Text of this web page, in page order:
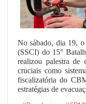
No sábado, dia 19,
(SSCI) do 15°
realizou palestra de
cruciais como
fiscalizatória do
estratégias de